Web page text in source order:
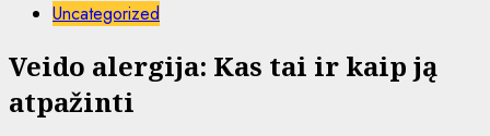
Uncategorized
Veido alergija: Kas tai ir kaip ją
atpažinti